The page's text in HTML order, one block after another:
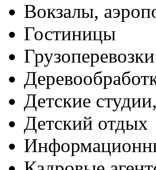
Вокзалы,
Гостиницы
Грузоперевозки
Детские
Детский отдых